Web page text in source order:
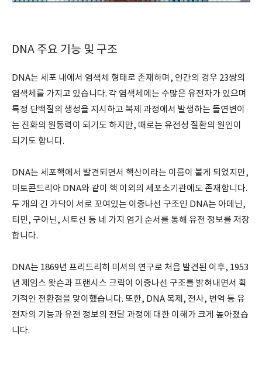
DNA 주요 기능 및 구조
DNA는 세포 내에서 염색체 형태로 존재하며, 인간의 경우 23쌍의
염색체를 가지고 있습니다. 각 염색체에는 수많은 유전자가 있으며
특정 단백질의 생성을 지시하고 복제 과정에서 발생하는 돌연변이
는 진화의 원동력이 되기도 하지만, 때로는 유전성 질환의 원인이
되기도 합니다.
DNA는 세포핵에서 발견되면서 핵산이라는 이름이 붙게 되었지만,
미토콘드리아 DNA와 같이 핵 이외의 세포소기관에도 존재합니다.
두 개의 긴 가닥이 서로 꼬여있는 이중나선 구조인 DNA는 아데닌,
티민, 구아닌, 시토신 등 네 가지 염기 순서를 통해 유전 정보를 저장
합니다.
DNA는 1869년 프리드리히 미셔의 연구로 처음 발견된 이후, 1953
년 제임스 왓슨과 프랜시스 크릭이 이중나선 구조를 밝혀내면서 획
기적인 전환점을 맞이했습니다. 또한, DNA 복제, 전사, 번역 등 유
전자의 기능과 유전 정보의 전달 과정에 대한 이해가 크게 높아졌습
니다.